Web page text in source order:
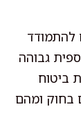
להתמודד
גבוהה
ביטוח
בחוק ומהם